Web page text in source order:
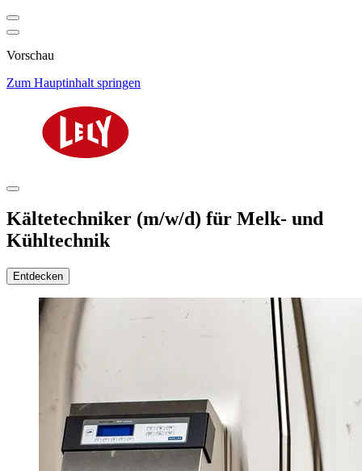
Vorschau
Zum Hauptinhalt springen
Kältetechniker (m/w/d) für Melk- und
Kühltechnik
Entdecken